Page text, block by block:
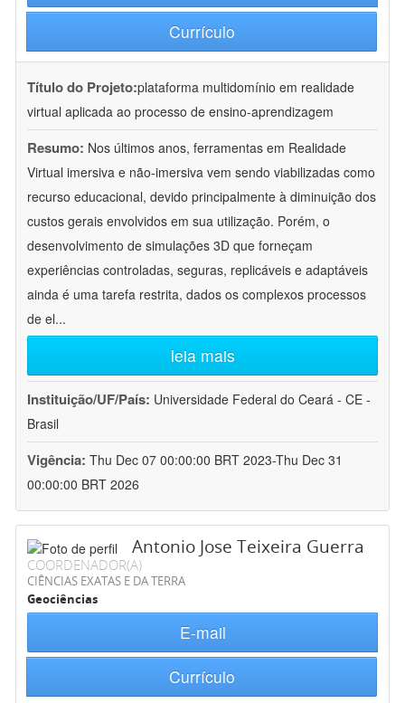
Currículo
Título do Projeto:plataforma multidomínio em realidade
virtual aplicada ao processo de ensino-aprendizagem
Resumo: Nos últimos anos, ferramentas em Realidade
Virtual imersiva e não-imersiva vem sendo viabilizadas como
recurso educacional, devido principalmente à diminuição dos
custos gerais envolvidos em sua utilização. Porém, o
desenvolvimento de simulações 3D que forneçam
experiências controladas, seguras, replicáveis e adaptáveis
ainda é uma tarefa restrita, dados os complexos processos
de el...
leia mais
Instituição/UF/País: Universidade Federal do Ceará - CE -
Brasil
Vigência: Thu Dec 07 00:00:00 BRT 2023-Thu Dec 31
00:00:00 BRT 2026
Antonio Jose Teixeira Guerra
COORDENADOR(A)
CIÊNCIAS EXATAS E DA TERRA
Geociências
E-mail
Currículo